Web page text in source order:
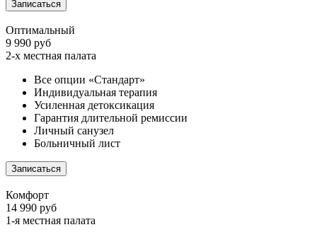
Записаться
Оптимальный
9 990 руб
2-х местная палата
Все опции «Стандарт»
Индивидуальная терапия
Усиленная детоксикация
Гарантия длительной ремиссии
Личный санузел
Больничный лист
Записаться
Комфорт
14 990 руб
1-я местная палата